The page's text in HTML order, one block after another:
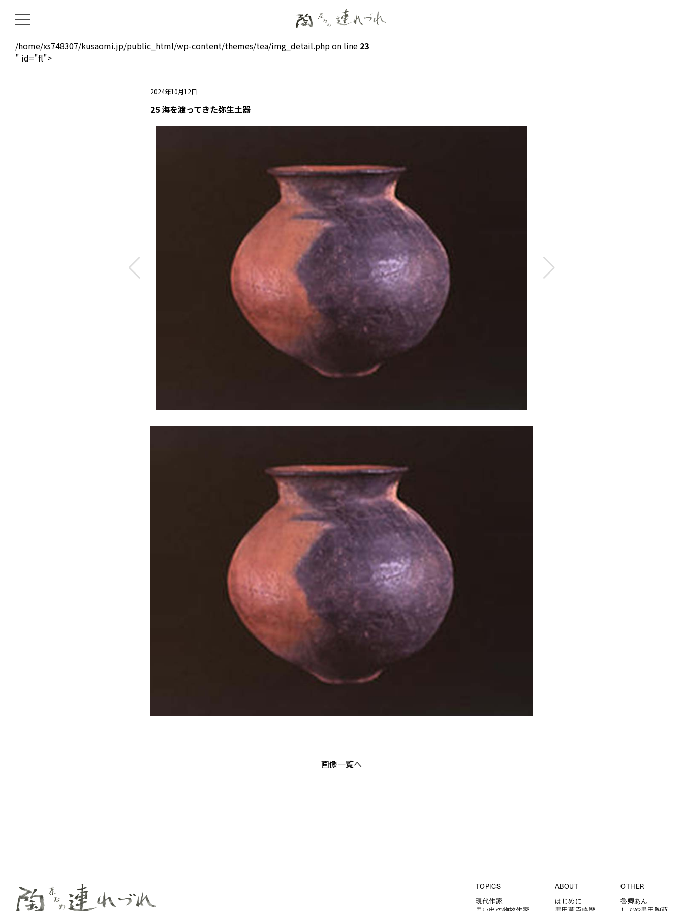
/home/xs748307/kusaomi.jp/public_html/wp-content/themes/tea/img_detail.php on line 23
" id="fl">
2024年10月12日
25 海を渡ってきた弥生土器
画像一覧へ
TOPICS
現代作家
ABOUT
はじめに
OTHER
魯卿あん